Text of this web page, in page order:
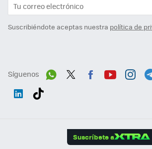
Suscribiéndote aceptas nuestra política de
Síguenos
Suscríbete a